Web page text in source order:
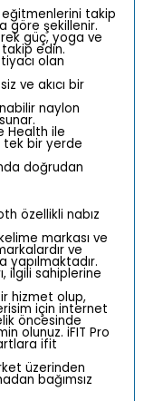
eğitmenlerini takip
göre şekillenir.
güç, yoga ve
edin.
olan
ve akıcı bir
naylon
Health ile
tek bir yerde
doğrudan
özellikli nabız
markası ve
ve
yapılmaktadır.
ilgili sahiplerine
hizmet olup,
için internet
öncesinde
olunuz. iFIT Pro
ifit
üzerinden
bağımsız